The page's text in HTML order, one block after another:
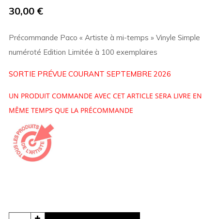
30,00 €
Précommande Paco « Artiste à mi-temps » Vinyle Simple
numéroté Edition Limitée à 100 exemplaires
SORTIE PRÉVUE COURANT SEPTEMBRE 2026
UN PRODUIT COMMANDE AVEC CET ARTICLE SERA LIVRE EN
MÊME TEMPS QUE LA PRÉCOMMANDE